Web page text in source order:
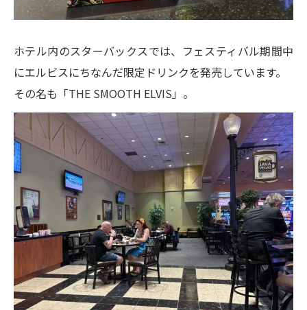
ホテル内のスターバックスでは、フェスティバル期間中
にエルビスにちなんだ限定ドリンクを発売しています。
その名も「THE SMOOTH ELVIS」。